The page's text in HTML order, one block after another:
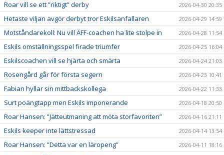
Roar vill se ett ”riktigt” derby 2026-04-30 20:35
Hetaste viljan avgör derbyt tror Eskilsanfallaren 2026-04-29 14:59
Motståndarekoll: Nu vill ÄFF-coachen ha lite stolpe in 2026-04-28 11:54
Eskils omställningsspel firade triumfer 2026-04-25 16:04
Eskilscoachen vill se hjärta och smärta 2026-04-24 21:03
Rosengård går för första segern 2026-04-23 10:41
Fabian hyllar sin mittbackskollega 2026-04-22 11:33
Surt poängtapp men Eskils imponerande 2026-04-18 20:50
Roar Hansen: ”Jätteutmaning att möta storfavoriten” 2026-04-16 21:11
Eskils keeper inte lättstressad 2026-04-14 13:54
Roar Hansen: ”Detta var en läropeng” 2026-04-11 18:16